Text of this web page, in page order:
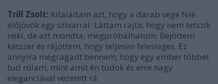
Trill Zsolt: Kitaláltam azt, hogy a darab vége felé
előjövök egy szivarral. Láttam rajta, hogy nem tetszik
neki, de azt mondta, megpróbálhatom. Bejöttem
kétszer és rájöttem, hogy teljesen felesleges. Ez
annyira megragadt bennem, hogy egy ember többet
tud rólam, mint amit én tudok és erre nagy
eleganciával vezetett rá.